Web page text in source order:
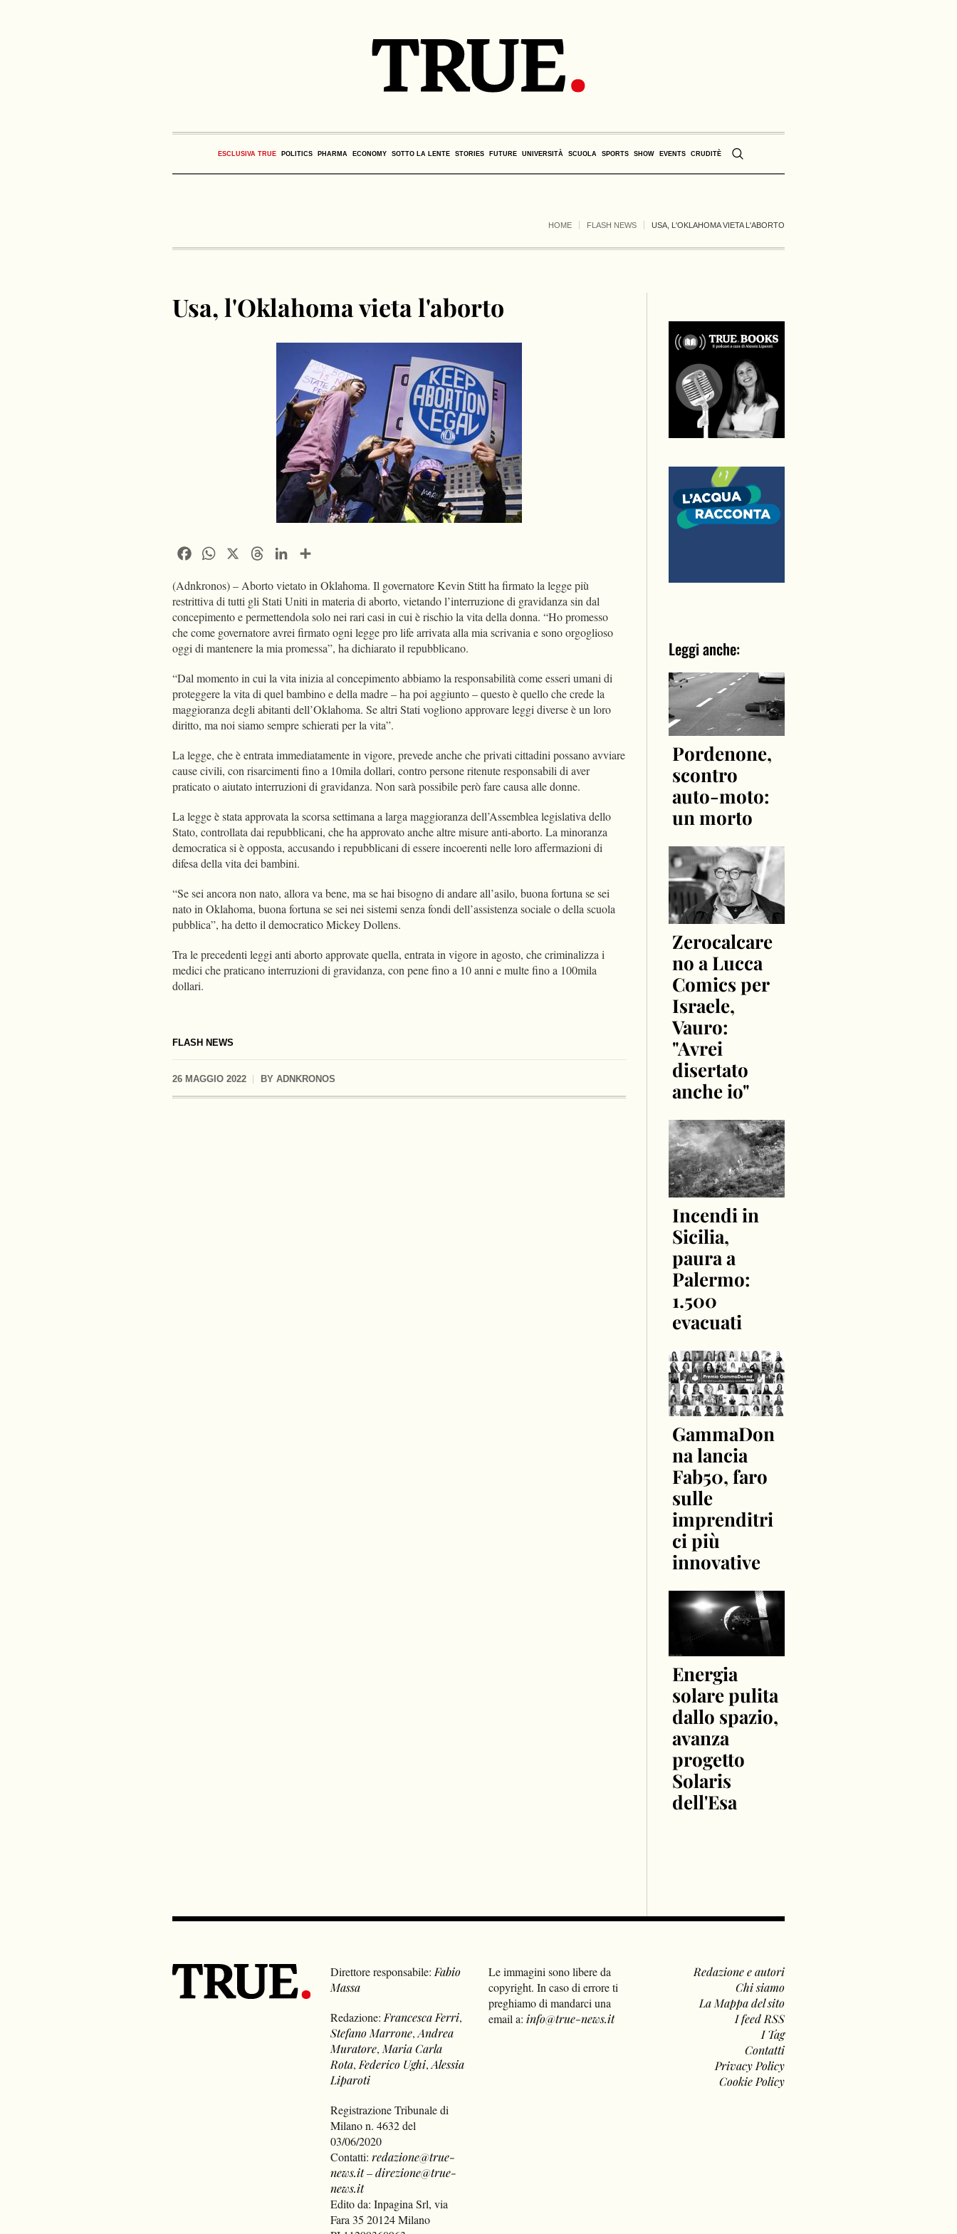
ESCLUSIVA TRUE POLITICS PHARMA ECONOMY SOTTO LA LENTE STORIES FUTURE UNIVERSITÀ SCUOLA SPORTS SHOW EVENTS CRUDITÈ
HOME FLASH NEWS USA, L'OKLAHOMA VIETA L'ABORTO
FLASH NEWS
Usa, l'Oklahoma vieta l'aborto
26 MAGGIO 2022 BY ADNKRONOS
FacebookWhatsApp ThreadsLinkedIn
(Adnkronos) – Aborto vietato in Oklahoma. Il governatore Kevin Stitt ha firmato la legge più
restrittiva di tutti gli Stati Uniti in materia di aborto, vietando l’interruzione di gravidanza sin dal
concepimento e permettendola solo nei rari casi in cui è rischio la vita della donna. “Ho promesso
che come governatore avrei firmato ogni legge pro life arrivata alla mia scrivania e sono orgoglioso
oggi di mantenere la mia promessa”, ha dichiarato il repubblicano.
“Dal momento in cui la vita inizia al concepimento abbiamo la responsabilità come esseri umani di
proteggere la vita di quel bambino e della madre – ha poi aggiunto – questo è quello che crede la
maggioranza degli abitanti dell’Oklahoma. Se altri Stati vogliono approvare leggi diverse è un loro
diritto, ma noi siamo sempre schierati per la vita”.
La legge, che è entrata immediatamente in vigore, prevede anche che privati cittadini possano avviare
cause civili, con risarcimenti fino a 10mila dollari, contro persone ritenute responsabili di aver
praticato o aiutato interruzioni di gravidanza. Non sarà possibile però fare causa alle donne.
La legge è stata approvata la scorsa settimana a larga maggioranza dell’Assemblea legislativa dello
Stato, controllata dai repubblicani, che ha approvato anche altre misure anti-aborto. La minoranza
democratica si è opposta, accusando i repubblicani di essere incoerenti nelle loro affermazioni di
difesa della vita dei bambini.
“Se sei ancora non nato, allora va bene, ma se hai bisogno di andare all’asilo, buona fortuna se sei
nato in Oklahoma, buona fortuna se sei nei sistemi senza fondi dell’assistenza sociale o della scuola
pubblica”, ha detto il democratico Mickey Dollens.
Tra le precedenti leggi anti aborto approvate quella, entrata in vigore in agosto, che criminalizza i
medici che praticano interruzioni di gravidanza, con pene fino a 10 anni e multe fino a 100mila
dollari.
Leggi anche:
Pordenone,
scontro
auto-moto:
un morto
Zerocalcare
no a Lucca
Comics per
Israele,
Vauro:
"Avrei
disertato
anche io"
Incendi in
Sicilia,
paura a
Palermo:
1.500
evacuati
GammaDon
na lancia
Fab50, faro
sulle
imprenditri
ci più
innovative
Energia
solare pulita
dallo spazio,
avanza
progetto
Solaris
dell'Esa
Direttore responsabile: Fabio
Massa
Redazione: Francesca Ferri,
Stefano Marrone,Andrea
Muratore, Maria Carla
Rota, Federico Ughi,Alessia
Liparoti
Registrazione Tribunale di
Milano n. 4632 del
03/06/2020
Contatti:redazione@true-
news.it–direzione@true-
news.it
Edito da: Inpagina Srl, via
Fara 35 20124 Milano
Le immagini sono libere da
copyright. In caso di errore ti
preghiamo di mandarci una
email a: info@true-news.it
Redazione e autori
Chi siamo
La Mappa del sito
I feed RSS
I Tag
Contatti
Privacy Policy
Cookie Policy